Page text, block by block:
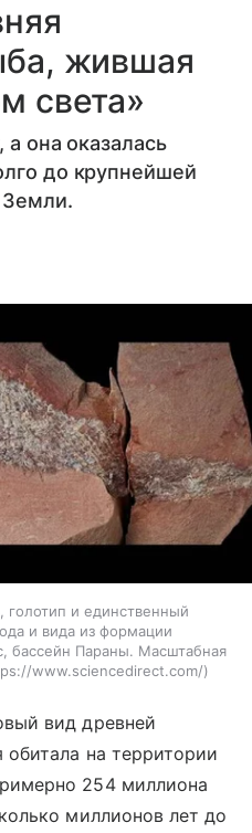
жившая
света»
а она оказалась
до крупнейшей
Земли.
голотип и единственный
и вида из формации
бассейн Параны. Масштабная
www.sciencedirect.com/
вид древней
на территории
254 миллиона
миллионов лет до